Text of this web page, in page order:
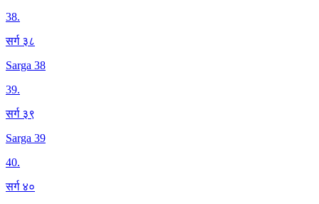
38.
सर्ग ३८
Sarga 38
39.
सर्ग ३९
Sarga 39
40.
सर्ग ४०